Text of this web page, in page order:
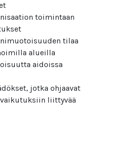
toimintaan
tilaa
alueilla
aidoissa
jotka ohjaavat
liittyvää